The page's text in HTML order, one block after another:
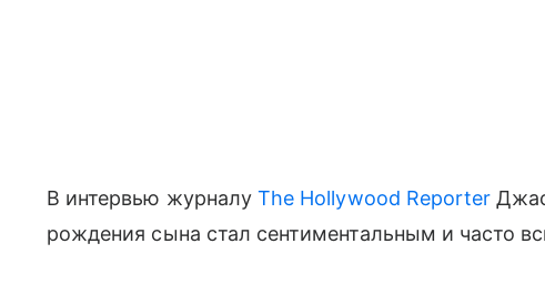
В интервью журналуThe Hollywood Reporter
рождения сына стал сентиментальным и часто